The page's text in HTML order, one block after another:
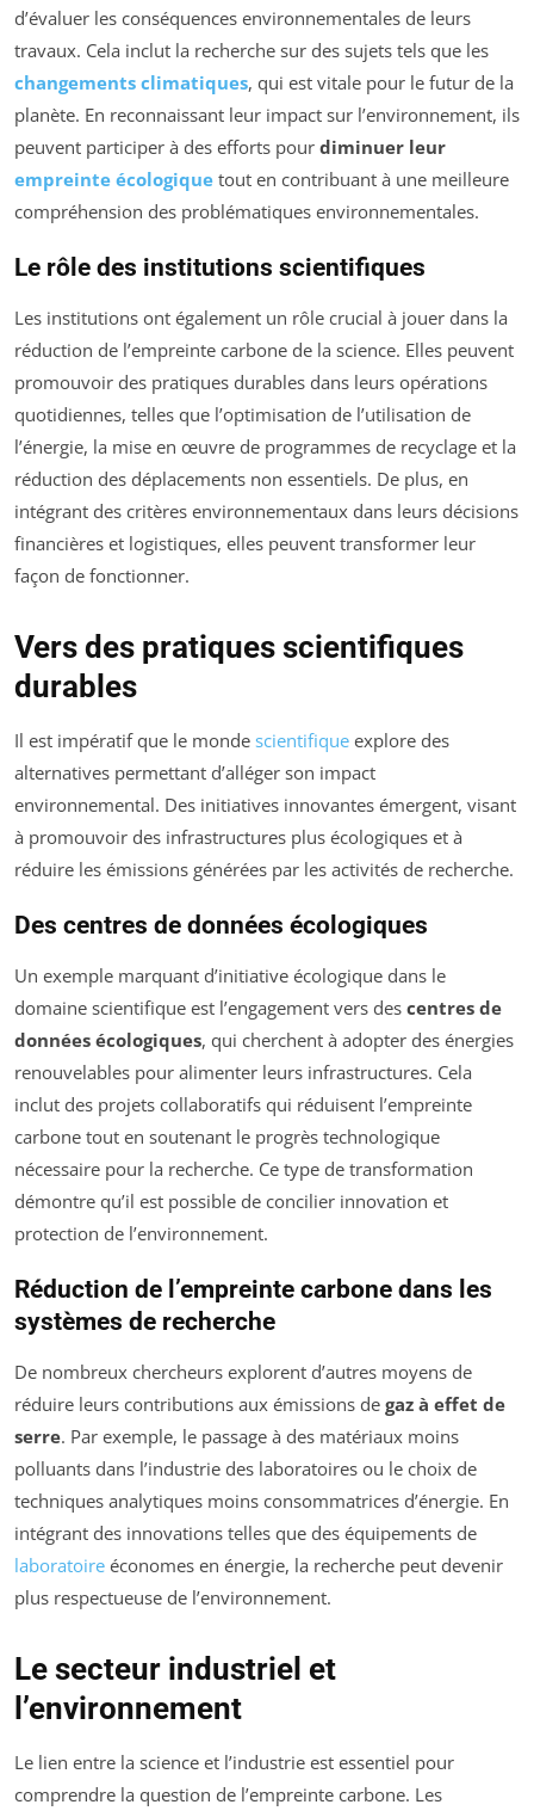
d’évaluer les conséquences environnementales de leurs
travaux. Cela inclut la recherche sur des sujets tels que les
changements climatiques, qui est vitale pour le futur de la
planète. En reconnaissant leur impact sur l’environnement, ils
peuvent participer à des efforts pour diminuer leur
empreinte écologique tout en contribuant à une meilleure
compréhension des problématiques environnementales.
Le rôle des institutions scientifiques
Les institutions ont également un rôle crucial à jouer dans la
réduction de l’empreinte carbone de la science. Elles peuvent
promouvoir des pratiques durables dans leurs opérations
quotidiennes, telles que l’optimisation de l’utilisation de
l’énergie, la mise en œuvre de programmes de recyclage et la
réduction des déplacements non essentiels. De plus, en
intégrant des critères environnementaux dans leurs décisions
financières et logistiques, elles peuvent transformer leur
façon de fonctionner.
Vers des pratiques scientifiques
durables
Il est impératif que le monde scientifique explore des
alternatives permettant d’alléger son impact
environnemental. Des initiatives innovantes émergent, visant
à promouvoir des infrastructures plus écologiques et à
réduire les émissions générées par les activités de recherche.
Des centres de données écologiques
Un exemple marquant d’initiative écologique dans le
domaine scientifique est l’engagement vers des centres de
données écologiques, qui cherchent à adopter des énergies
renouvelables pour alimenter leurs infrastructures. Cela
inclut des projets collaboratifs qui réduisent l’empreinte
carbone tout en soutenant le progrès technologique
nécessaire pour la recherche. Ce type de transformation
démontre qu’il est possible de concilier innovation et
protection de l’environnement.
Réduction de l’empreinte carbone dans les
systèmes de recherche
De nombreux chercheurs explorent d’autres moyens de
réduire leurs contributions aux émissions de gaz à effet de
serre. Par exemple, le passage à des matériaux moins
polluants dans l’industrie des laboratoires ou le choix de
techniques analytiques moins consommatrices d’énergie. En
intégrant des innovations telles que des équipements de
laboratoire économes en énergie, la recherche peut devenir
plus respectueuse de l’environnement.
Le secteur industriel et
l’environnement
Le lien entre la science et l’industrie est essentiel pour
comprendre la question de l’empreinte carbone. Les